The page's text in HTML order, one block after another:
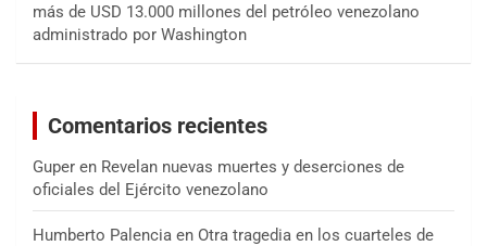
más de USD 13.000 millones del petróleo venezolano
administrado por Washington
Comentarios recientes
Guper en Revelan nuevas muertes y deserciones de
oficiales del Ejército venezolano
Humberto Palencia en Otra tragedia en los cuarteles de